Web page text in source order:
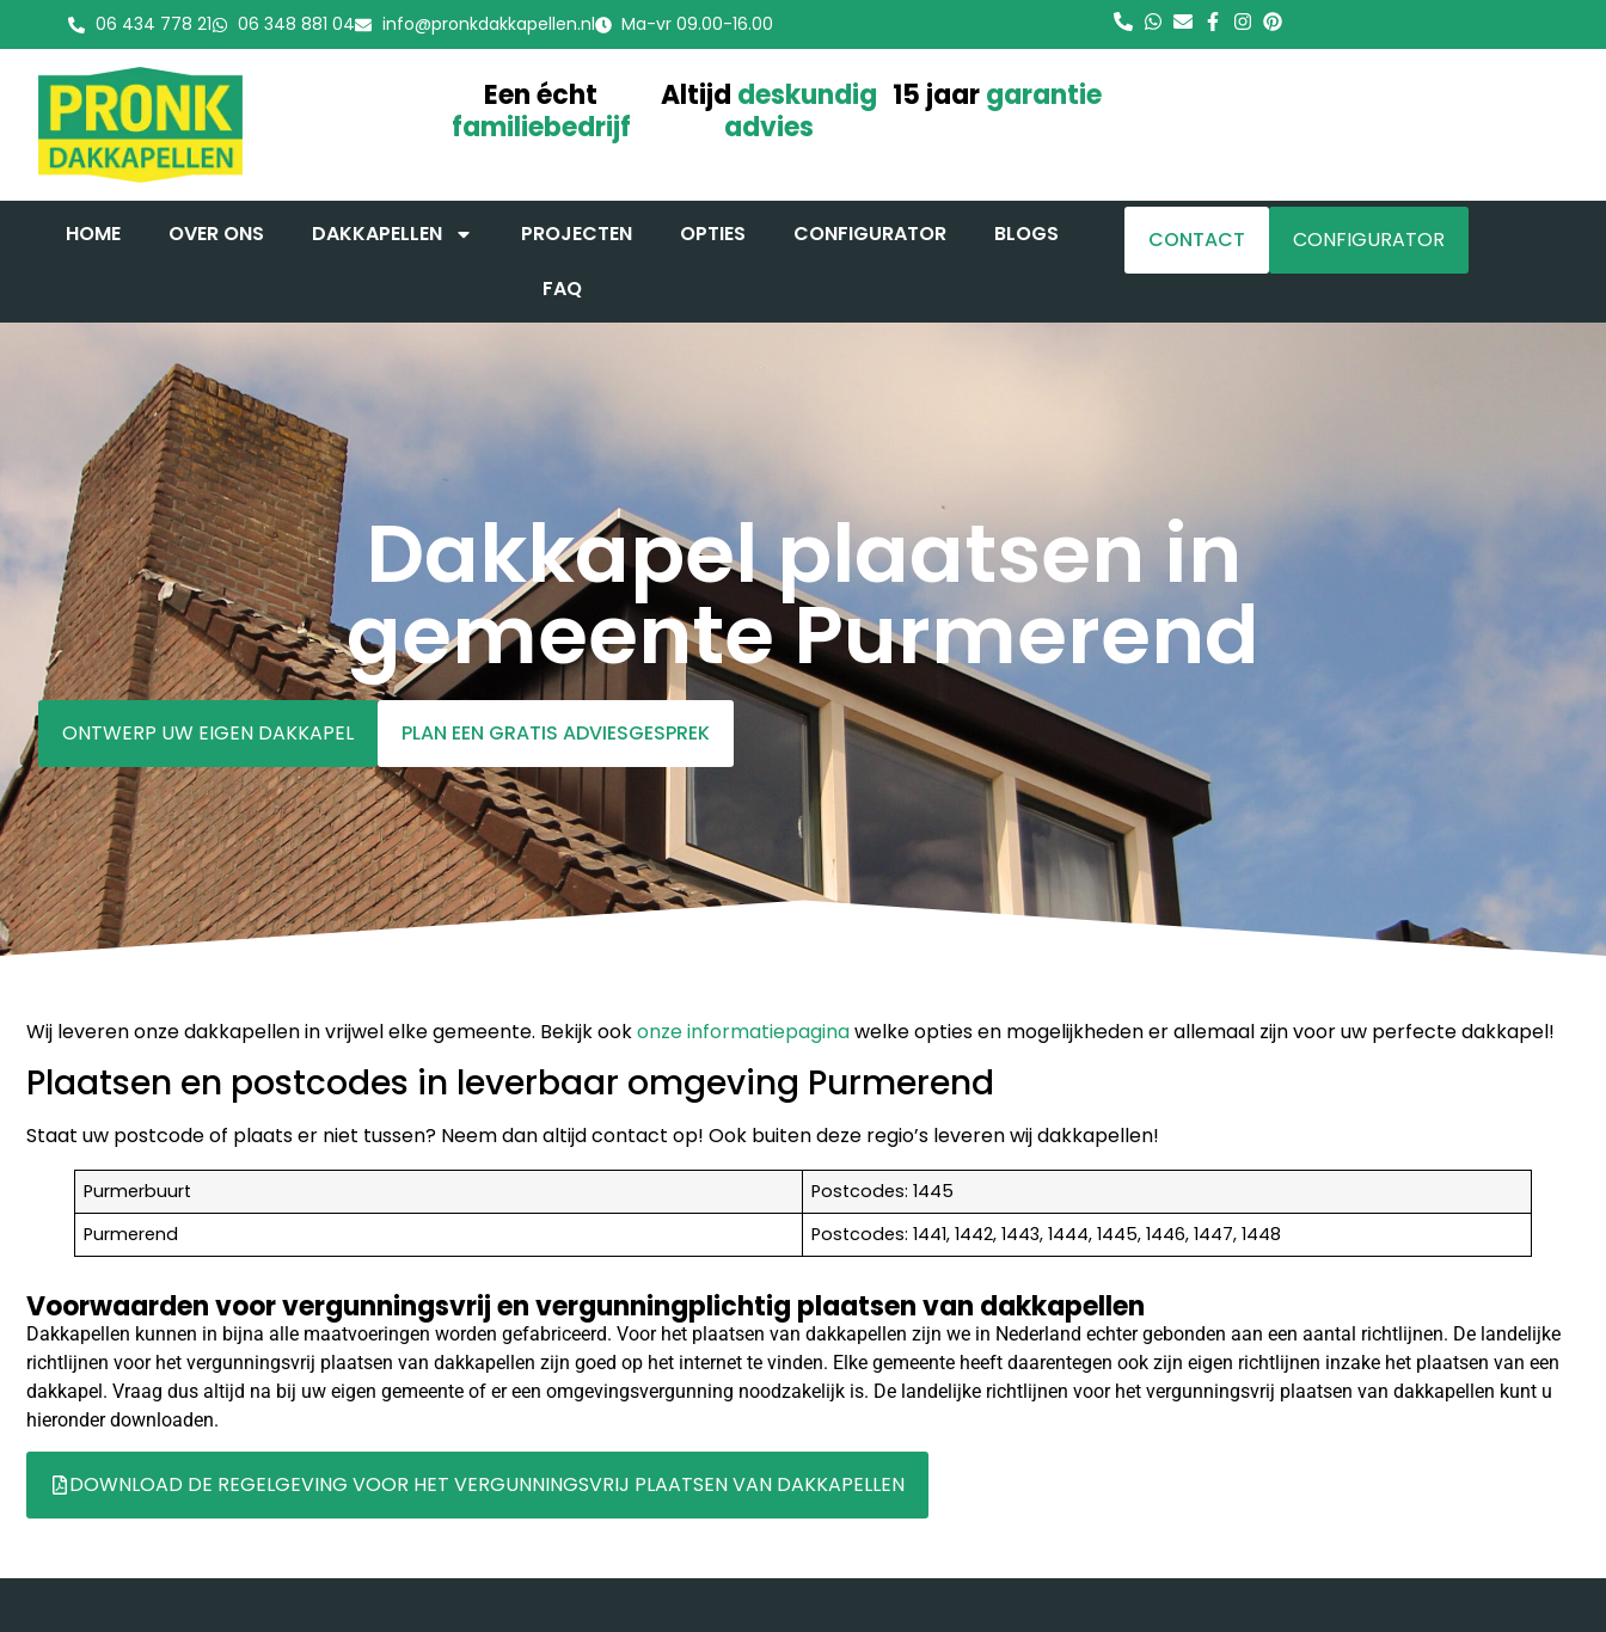
06 434 778 21 06 348 881 04 info@pronkdakkapellen.nl Ma-vr 09.00-16.00
Een écht
familiebedrijf
Altijd deskundig
advies
15 jaargarantie
HOME OVER ONS DAKKAPELLEN PROJECTEN OPTIES CONFIGURATOR
BLOGS
FAQ
CONTACT CONFIGURATOR
Dakkapel plaatsen in
gemeente Purmerend
ONTWERP UW EIGEN DAKKAPEL PLAN EEN GRATIS ADVIESGESPREK
Wij leveren onze dakkapellen in vrijwel elke gemeente. Bekijk ookonze informatiepaginawelke opties en mogelijkheden er allemaal zijn voor uw perfecte dakkapel!
Plaatsen en postcodes in leverbaar omgeving Purmerend
Staat uw postcode of plaats er niet tussen? Neem dan altijd contact op! Ook buiten deze regio’s leveren wij dakkapellen!
Purmerbuurt
Postcodes: 1445
Purmerend
Postcodes: 1441, 1442, 1443, 1444, 1445, 1446, 1447, 1448
Voorwaarden voor vergunningsvrij en vergunningplichtig plaatsen van dakkapellen
Dakkapellen kunnen in bijna alle maatvoeringen worden gefabriceerd. Voor het plaatsen van dakkapellen zijn we in Nederland echter gebonden aan een aantal richtlijnen. De landelijke
richtlijnen voor het vergunningsvrij plaatsen van dakkapellen zijn goed op het internet te vinden. Elke gemeente heeft daarentegen ook zijn eigen richtlijnen inzake het plaatsen van een
dakkapel. Vraag dus altijd na bij uw eigen gemeente of er een omgevingsvergunning noodzakelijk is. De landelijke richtlijnen voor het vergunningsvrij plaatsen van dakkapellen kunt u
hieronder downloaden.
DOWNLOAD DE REGELGEVING VOOR HET VERGUNNINGSVRIJ PLAATSEN VAN DAKKAPELLEN